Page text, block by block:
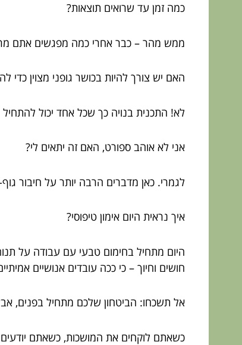
כמה זמן עד שרואים תוצאות?
ממש מהר – כבר אחרי כמה מפגשים אתם
האם יש צורך להיות בכושר גופני מצוין כדי
לא! התכנית בנויה כך שכל אחד יכול
אני לא אוהב ספורט, האם זה יתאים לי?
לגמרי. כאן מדברים הרבה יותר על חיבור
איך נראית היום אימון טיפוסי?
היום מתחיל בחימום טבעי עם עבודה על
חושים וחיוך – כי ככה עובדים אנושיים
אל תשכחו: הביטחון שלכם מתחיל בפנים,
כשאתם לוקחים את המושכות, כשאתם